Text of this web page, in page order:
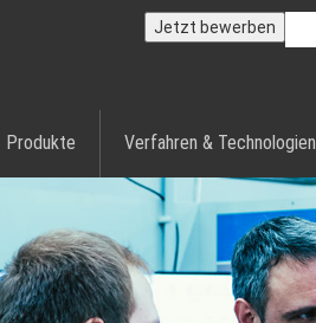
Jetzt bewerben
Produkte Verfahren & Technologien